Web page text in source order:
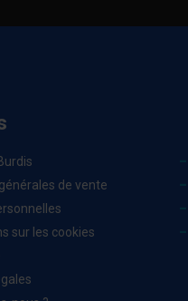
de vente
sur les cookies